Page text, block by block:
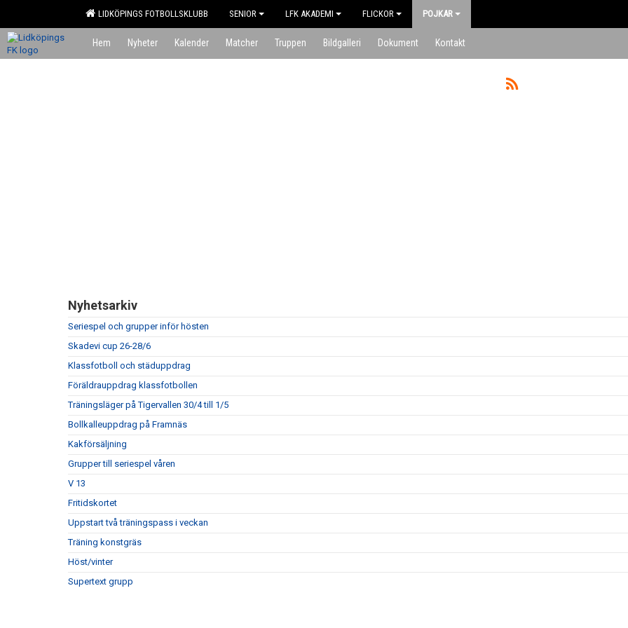
LIDKÖPINGS FOTBOLLSKLUBB SENIOR LFK AKADEMI FLICKOR POJKAR
Hem Nyheter Kalender Matcher Truppen Bildgalleri Dokument Kontakt
Nyhetsarkiv
Seriespel och grupper inför hösten
Skadevi cup 26-28/6
Klassfotboll och städuppdrag
Föräldrauppdrag klassfotbollen
Träningsläger på Tigervallen 30/4 till 1/5
Bollkalleuppdrag på Framnäs
Kakförsäljning
Grupper till seriespel våren
V 13
Fritidskortet
Uppstart två träningspass i veckan
Träning konstgräs
Höst/vinter
Supertext grupp